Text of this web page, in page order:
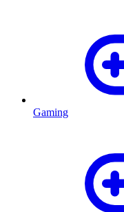
Gaming